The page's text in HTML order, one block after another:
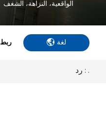
ربط لغة
الواقعية، النزاهة، الشغف
رد : .